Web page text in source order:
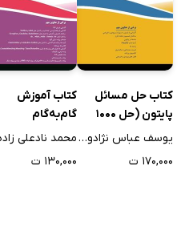
کتاب حل مسائل
پایتون (حل 1000
برنامه - مرجع
یوسف عباس نژادورزی
۱۷۰,۰۰۰ ت
کتاب آموزش
گام‌به‌گام
Application
۱۳۰,۰۰۰ ت